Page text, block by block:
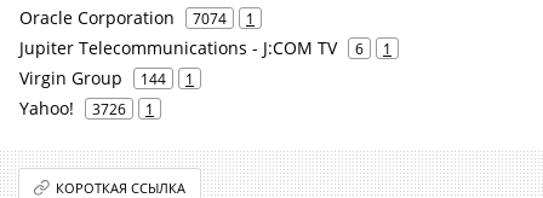
Oracle Corporation 7074 1
Jupiter Telecommunications - J:COM TV 6 1
Virgin Group 144 1
Yahoo! 3726 1
КОРОТКАЯ ССЫЛКА